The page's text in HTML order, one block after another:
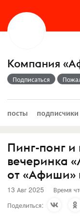
Компания
Подписаться
посты подписчики
Пинг-понг
вечеринка
от «Афиши»
13 Авг 2025 Время
Поделиться: